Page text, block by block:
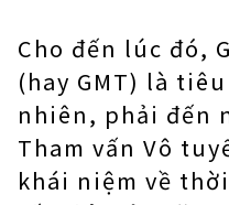
Cho đến lúc đó,
(hay GMT) là
nhiên, phải đến
Tham vấn Vô
khái niệm về